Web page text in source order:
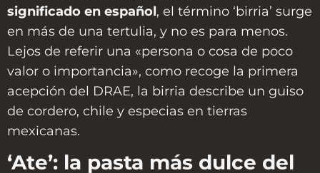
significado en español, el término ‘birria’ surge
en más de una tertulia, y no es para menos.
Lejos de referir una «persona o cosa de poco
valor o importancia», como recoge la primera
acepción del DRAE, la birria describe un guiso
de cordero, chile y especias en tierras
mexicanas.
‘Ate’: la pasta más dulce del